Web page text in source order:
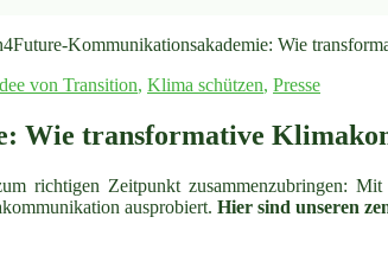
Kommunikationsakademie: Wie
von Transition, Klima schützen, Presse
Wie transformative
richtigen Zeitpunkt zusammenzubringen:
ausprobiert. Hier sind unseren